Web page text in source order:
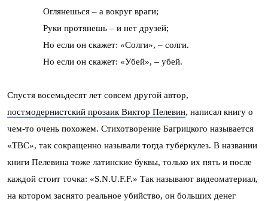
Оглянешься – а вокруг враги;
Руки протянешь – и нет друзей;
Но если он скажет: «Солги», – солги.
Но если он скажет: «Убей», – убей.
Спустя восемьдесят лет совсем другой автор,
постмодернистский прозаик Виктор Пелевин, написал книгу о
чем-то очень похожем. Стихотворение Багрицкого называется
«TBC», так сокращенно называли тогда туберкулез. В названии
книги Пелевина тоже латинские буквы, только их пять и после
каждой стоит точка: «S.N.U.F.F.» Так называют видеоматериал,
на котором заснято реальное убийство, он больших денег